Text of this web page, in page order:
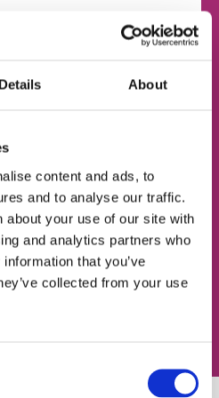
Details About
content and ads, to
and to analyse our traffic.
about your use of our site with
and analytics partners who
that you’ve
collected from your use
на урок